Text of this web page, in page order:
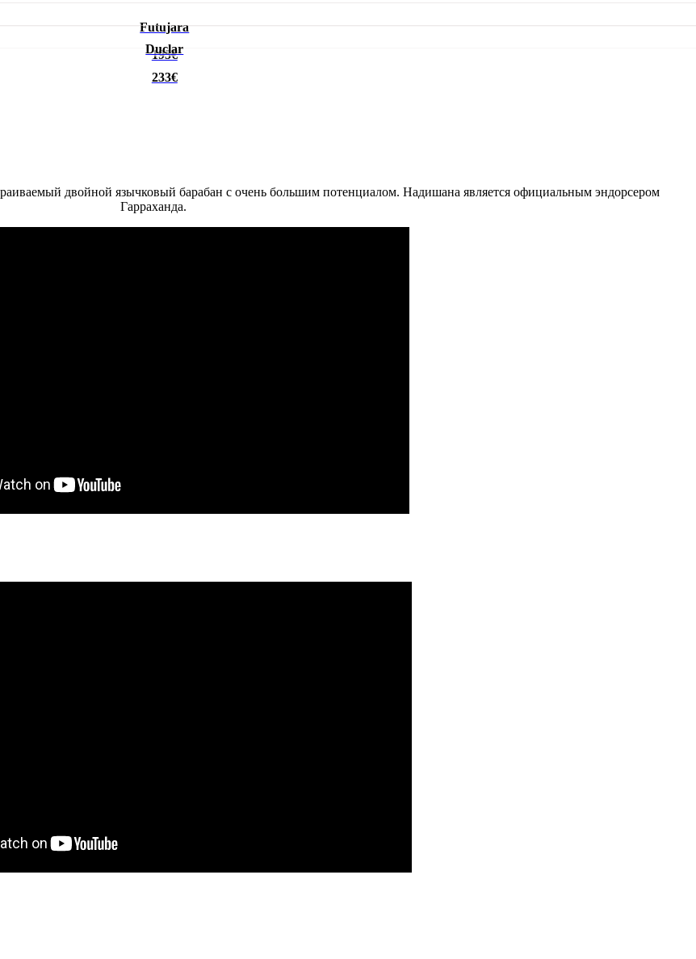
Futujara
195€
Duclar
233€
двойной язычковый барабан с очень большим потенциалом. Надишана является официальным эндорсером
Гарраханда.